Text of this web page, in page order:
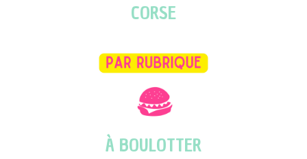
CORSE
À BOULOTTER